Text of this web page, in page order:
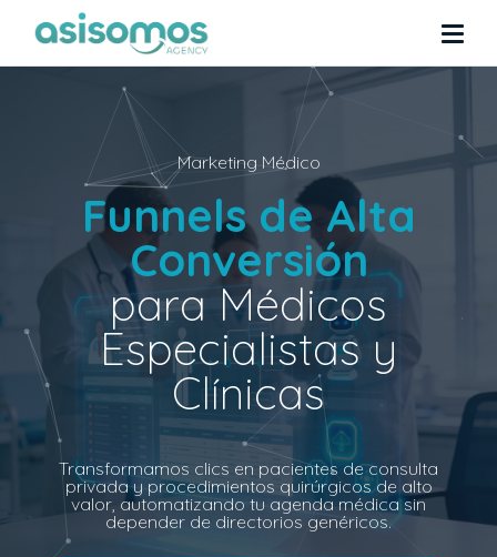
Marketing Médico
Funnels de Alta
Conversión
para Médicos
Especialistas y
Clínicas
Transformamos clics en pacientes de consulta
privada y procedimientos quirúrgicos de alto
valor, automatizando tu agenda médica sin
depender de directorios genéricos.